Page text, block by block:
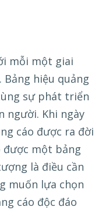
mỗi một giai
hiệu quảng
sự phát triển
người. Khi ngày
cáo được ra đời
một bảng
là điều cần
muốn lựa chọn
cáo độc đáo